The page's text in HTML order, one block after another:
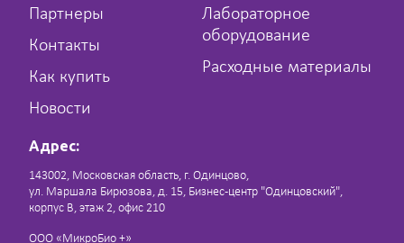
Партнеры
Контакты
Как купить
Новости
Лабораторное
оборудование
Расходные материалы
Адрес:
143002, Московская область, г. Одинцово,
ул. Маршала Бирюзова, д. 15, Бизнес-центр "Одинцовский",
корпус В, этаж 2, офис 210
ООО «МикроБио +»